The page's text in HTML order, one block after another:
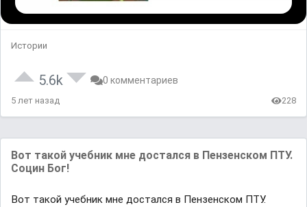
Истории
5.6k 0 комментариев
5 лет назад 228
Вот такой учебник мне достался в Пензенском ПТУ.
Социн Бог!
Вот такой учебник мне достался в Пензенском ПТУ.